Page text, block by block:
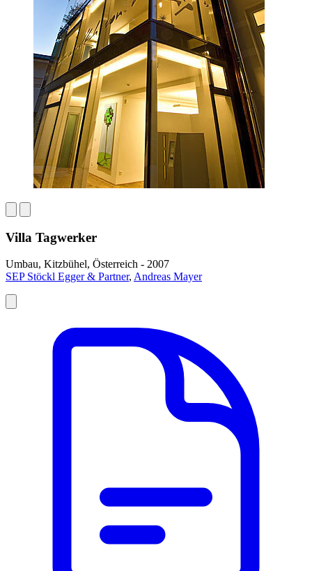
Villa Tagwerker
Umbau, Kitzbühel, Österreich - 2007
SEP Stöckl Egger & Partner, Andreas Mayer